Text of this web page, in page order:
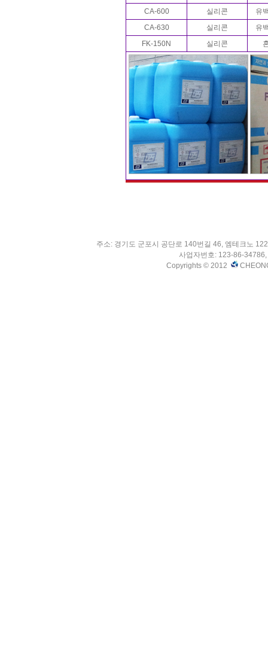
CA-600
실리콘
유
CA-630
실리콘
유
FK-150N
실리콘
주소: 경기도 군포시 공단로 140번길 46, 엠테크노
사업자번호: 123-86-
Copyrights © 2012